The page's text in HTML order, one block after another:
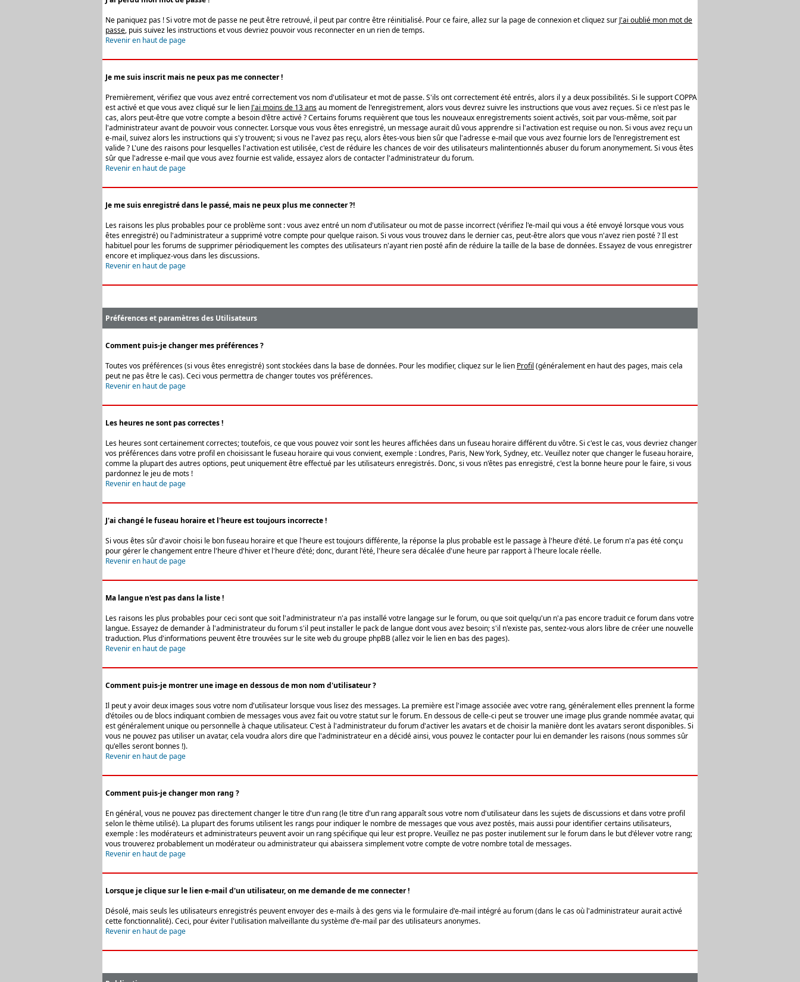
Ne paniquez pas ! Si votre mot de passe ne peut être retrouvé, il peut par contre être réinitialisé. Pour ce faire, allez sur la page de connexion et cliquez sur J'ai oublié mon mot de
passe, puis suivez les instructions et vous devriez pouvoir vous reconnecter en un rien de temps.
Revenir en haut de page
Je me suis inscrit mais ne peux pas me connecter !
Premièrement, vérifiez que vous avez entré correctement vos nom d'utilisateur et mot de passe. S'ils ont correctement été entrés, alors il y a deux possibilités. Si le support COPPA
est activé et que vous avez cliqué sur le lien J'ai moins de 13 ansau moment de l'enregistrement, alors vous devrez suivre les instructions que vous avez reçues. Si ce n'est pas le
cas, alors peut-être que votre compte a besoin d'être activé ? Certains forums requièrent que tous les nouveaux enregistrements soient activés, soit par vous-même, soit par
l'administrateur avant de pouvoir vous connecter. Lorsque vous vous êtes enregistré, un message aurait dû vous apprendre si l'activation est requise ou non. Si vous avez reçu un
e-mail, suivez alors les instructions qui s'y trouvent; si vous ne l'avez pas reçu, alors êtes-vous bien sûr que l'adresse e-mail que vous avez fournie lors de l'enregistrement est
valide ? L'une des raisons pour lesquelles l'activation est utilisée, c'est de réduire les chances de voir des utilisateurs malintentionnés abuser du forum anonymement. Si vous êtes
sûr que l'adresse e-mail que vous avez fournie est valide, essayez alors de contacter l'administrateur du forum.
Revenir en haut de page
Je me suis enregistré dans le passé, mais ne peux plus me connecter ?!
Les raisons les plus probables pour ce problème sont : vous avez entré un nom d'utilisateur ou mot de passe incorrect (vérifiez l'e-mail qui vous a été envoyé lorsque vous vous
êtes enregistré) ou l'administrateur a supprimé votre compte pour quelque raison. Si vous vous trouvez dans le dernier cas, peut-être alors que vous n'avez rien posté ? Il est
habituel pour les forums de supprimer périodiquement les comptes des utilisateurs n'ayant rien posté afin de réduire la taille de la base de données. Essayez de vous enregistrer
encore et impliquez-vous dans les discussions.
Revenir en haut de page
Préférences et paramètres des Utilisateurs
Comment puis-je changer mes préférences ?
Toutes vos préférences (si vous êtes enregistré) sont stockées dans la base de données. Pour les modifier, cliquez sur le lien Profil (généralement en haut des pages, mais cela
peut ne pas être le cas). Ceci vous permettra de changer toutes vos préférences.
Revenir en haut de page
Les heures ne sont pas correctes !
Les heures sont certainement correctes; toutefois, ce que vous pouvez voir sont les heures affichées dans un fuseau horaire différent du vôtre. Si c'est le cas, vous devriez changer
vos préférences dans votre profil en choisissant le fuseau horaire qui vous convient, exemple : Londres, Paris, New York, Sydney, etc. Veuillez noter que changer le fuseau horaire,
comme la plupart des autres options, peut uniquement être effectué par les utilisateurs enregistrés. Donc, si vous n'êtes pas enregistré, c'est la bonne heure pour le faire, si vous
pardonnez le jeu de mots !
Revenir en haut de page
J'ai changé le fuseau horaire et l'heure est toujours incorrecte !
Si vous êtes sûr d'avoir choisi le bon fuseau horaire et que l'heure est toujours différente, la réponse la plus probable est le passage à l'heure d'été. Le forum n'a pas été conçu
pour gérer le changement entre l'heure d'hiver et l'heure d'été; donc, durant l'été, l'heure sera décalée d'une heure par rapport à l'heure locale réelle.
Revenir en haut de page
Ma langue n'est pas dans la liste !
Les raisons les plus probables pour ceci sont que soit l'administrateur n'a pas installé votre langage sur le forum, ou que soit quelqu'un n'a pas encore traduit ce forum dans votre
langue. Essayez de demander à l'administrateur du forum s'il peut installer le pack de langue dont vous avez besoin; s'il n'existe pas, sentez-vous alors libre de créer une nouvelle
traduction. Plus d'informations peuvent être trouvées sur le site web du groupe phpBB (allez voir le lien en bas des pages).
Revenir en haut de page
Comment puis-je montrer une image en dessous de mon nom d'utilisateur ?
Il peut y avoir deux images sous votre nom d'utilisateur lorsque vous lisez des messages. La première est l'image associée avec votre rang, généralement elles prennent la forme
d'étoiles ou de blocs indiquant combien de messages vous avez fait ou votre statut sur le forum. En dessous de celle-ci peut se trouver une image plus grande nommée avatar, qui
est généralement unique ou personnelle à chaque utilisateur. C'est à l'administrateur du forum d'activer les avatars et de choisir la manière dont les avatars seront disponibles. Si
vous ne pouvez pas utiliser un avatar, cela voudra alors dire que l'administrateur en a décidé ainsi, vous pouvez le contacter pour lui en demander les raisons (nous sommes sûr
qu'elles seront bonnes !).
Revenir en haut de page
Comment puis-je changer mon rang ?
En général, vous ne pouvez pas directement changer le titre d'un rang (le titre d'un rang apparaît sous votre nom d'utilisateur dans les sujets de discussions et dans votre profil
selon le thème utilisé). La plupart des forums utilisent les rangs pour indiquer le nombre de messages que vous avez postés, mais aussi pour identifier certains utilisateurs,
exemple : les modérateurs et administrateurs peuvent avoir un rang spécifique qui leur est propre. Veuillez ne pas poster inutilement sur le forum dans le but d'élever votre rang;
vous trouverez probablement un modérateur ou administrateur qui abaissera simplement votre compte de votre nombre total de messages.
Revenir en haut de page
Lorsque je clique sur le lien e-mail d'un utilisateur, on me demande de me connecter !
Désolé, mais seuls les utilisateurs enregistrés peuvent envoyer des e-mails à des gens via le formulaire d'e-mail intégré au forum (dans le cas où l'administrateur aurait activé
cette fonctionnalité). Ceci, pour éviter l'utilisation malveillante du système d'e-mail par des utilisateurs anonymes.
Revenir en haut de page